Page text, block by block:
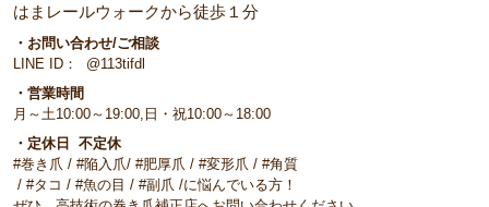
はまレールウォークから徒歩１分
・お問い合わせ/ご相談
LINE ID： @113tifdl
・営業時間
月～土10:00～19:00,日・祝10:00～18:00
・定休日 不定休
#巻き爪 / #陥入爪/ #肥厚爪 / #変形爪 / #角質
/ #タコ / #魚の目 / #副爪 /に悩んでいる方！